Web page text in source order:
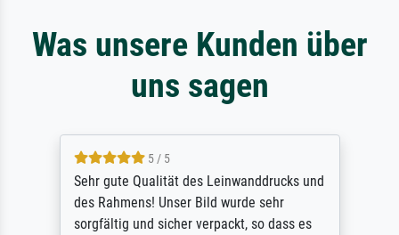
Was unsere Kunden über
uns sagen
5 / 5
Sehr gute Qualität des Leinwanddrucks und
des Rahmens! Unser Bild wurde sehr
sorgfältig und sicher verpackt, so dass es